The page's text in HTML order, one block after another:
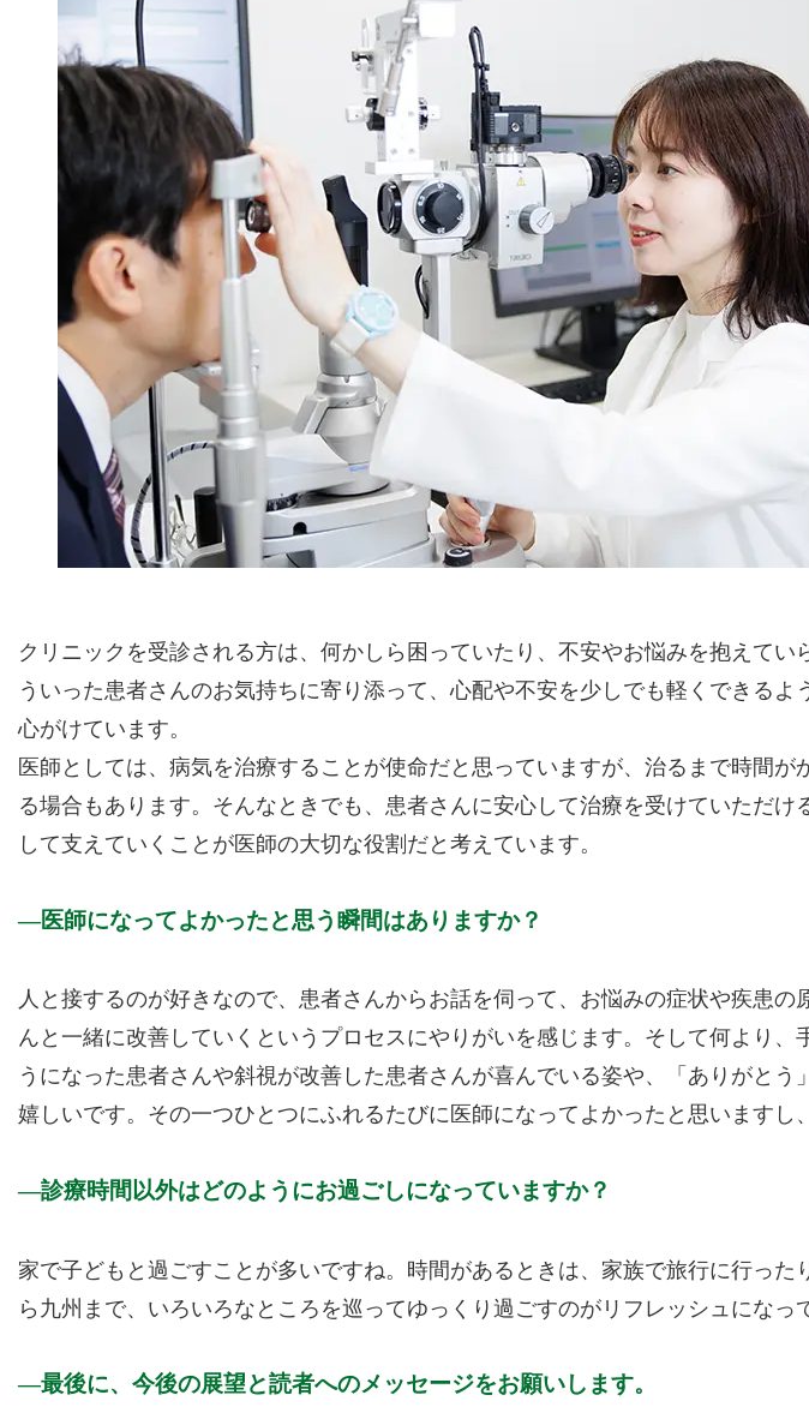
クリニックを受診される方は、何かしら困っていたり、不安やお悩みを抱えてい
ういった患者さんのお気持ちに寄り添って、心配や不安を少しでも軽くできるよ
心がけています。
医師としては、病気を治療することが使命だと思っていますが、治るまで時間が
る場合もあります。そんなときでも、患者さんに安心して治療を受けていただけ
して支えていくことが医師の大切な役割だと考えています。
医師になってよかったと思う瞬間はありますか？
人と接するのが好きなので、患者さんからお話を伺って、お悩みの症状や疾患の
んと一緒に改善していくというプロセスにやりがいを感じます。そして何より、
うになった患者さんや斜視が改善した患者さんが喜んでいる姿や、「ありがとう
嬉しいです。その一つひとつにふれるたびに医師になってよかったと思いますし
診療時間以外はどのようにお過ごしになっていますか？
家で子どもと過ごすことが多いですね。時間があるときは、家族で旅行に行った
ら九州まで、いろいろなところを巡ってゆっくり過ごすのがリフレッシュになっ
最後に、今後の展望と読者へのメッセージをお願いします。